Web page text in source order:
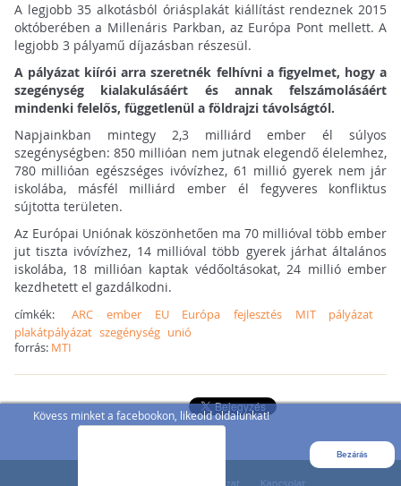
Kövess minket a facebookon, likeold oldalunkat!
Bezárás
A legjobb 35 alkotásból óriásplakát kiállítást rendeznek 2015
októberében a Millenáris Parkban, az Európa Pont mellett. A
legjobb 3 pályamű díjazásban részesül.
A pályázat kiírói arra szeretnék felhívni a figyelmet, hogy a
szegénység kialakulásáért és annak felszámolásáért
mindenki felelős, függetlenül a földrajzi távolságtól.
Napjainkban mintegy 2,3 milliárd ember él súlyos
szegénységben: 850 millióan nem jutnak elegendő élelemhez,
780 millióan egészséges ivóvízhez, 61 millió gyerek nem jár
iskolába, másfél milliárd ember él fegyveres konfliktus
sújtotta területen.
Az Európai Uniónak köszönhetően ma 70 millióval több ember
jut tiszta ivóvízhez, 14 millióval több gyerek járhat általános
iskolába, 18 millióan kaptak védőoltásokat, 24 millió ember
kezdhetett el gazdálkodni.
címkék:ARC ember EU Európa fejlesztés MIT
pályázat
plakátpályázat szegénység unió
forrás: MTI